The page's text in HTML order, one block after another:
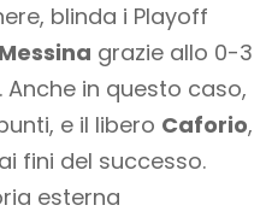
blinda i Playoff
grazie allo 0-3
. Anche in questo caso,
e il libero Caforio,
fini del successo.
esterna